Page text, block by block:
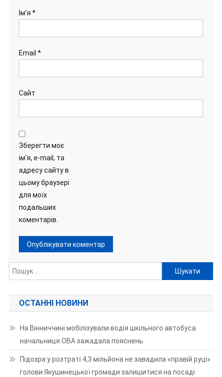
Ім'я *
Email *
Сайт
Зберегти моє
ім'я, e-mail, та
адресу сайту в
цьому браузері
для моїх
подальших
коментарів.
Пошук:
ОСТАННІ НОВИНИ
На Вінниччині мобілізували водія шкільного автобуса:
начальниця ОВА зажадала пояснень
Підозра у розтраті 4,3 мільйона не завадила «правій руці»
голови Якушинецької громади залишитися на посаді